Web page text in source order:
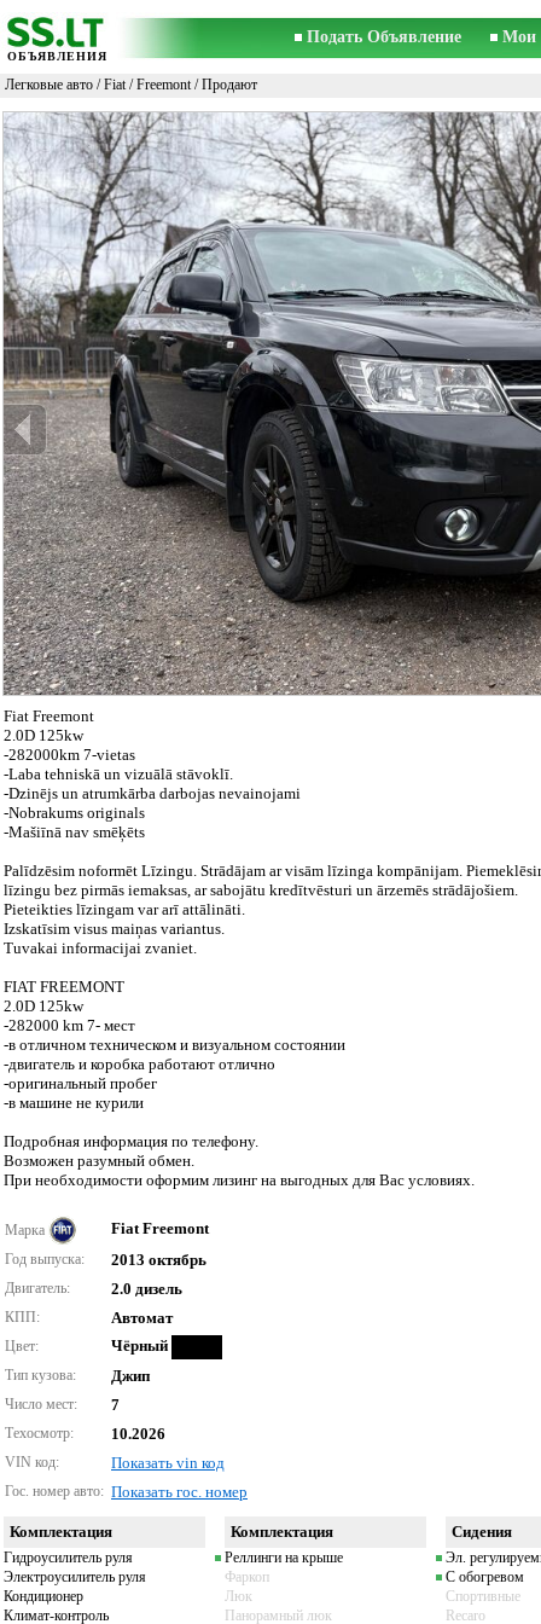
ОБЪЯВЛЕНИЯ
Подать Объявление Мои
Легковые авто /Fiat/Freemont/ Продают
Fiat Freemont
2.0D 125kw
-282000km 7-vietas
-Laba tehniskā un vizuālā stāvoklī.
-Dzinējs un atrumkārba darbojas nevainojami
-Nobrakums originals
-Mašiīnā nav smēķēts
Palīdzēsim noformēt Līzingu. Strādājam ar visām līzinga kompānijam.
līzingu bez pirmās iemaksas, ar sabojātu kredītvēsturi un ārzemēs strādājošiem.
Pieteikties līzingam var arī attālināti.
Izskatīsim visus maiņas variantus.
Tuvakai informacijai zvaniet.
FIAT FREEMONT
2.0D 125kw
-282000 km 7- мест
-в отличном техническом и визуальном состоянии
-двигатель и коробка работают отлично
-оригинальный пробег
-в машине не курили
Подробная информация по телефону.
Возможен разумный обмен.
При необходимости оформим лизинг на выгодных для Вас условиях.
Марка Fiat Freemont
Год выпуска: 2013 октябрь
Двигатель: 2.0 дизель
КПП: Автомат
Цвет: Чёрный
Тип кузова: Джип
Число мест: 7
Техосмотр: 10.2026
VIN код: Показать vin код
Гос. номер авто: Показать гос. номер
Комплектация
Гидроусилитель руля
Электроусилитель руля
Кондиционер
Климат-контроль
Комплектация
Реллинги на крыше
Фаркоп
Люк
Панорамный люк
Сидения
Эл.
С обогревом
Спортивные
Recaro